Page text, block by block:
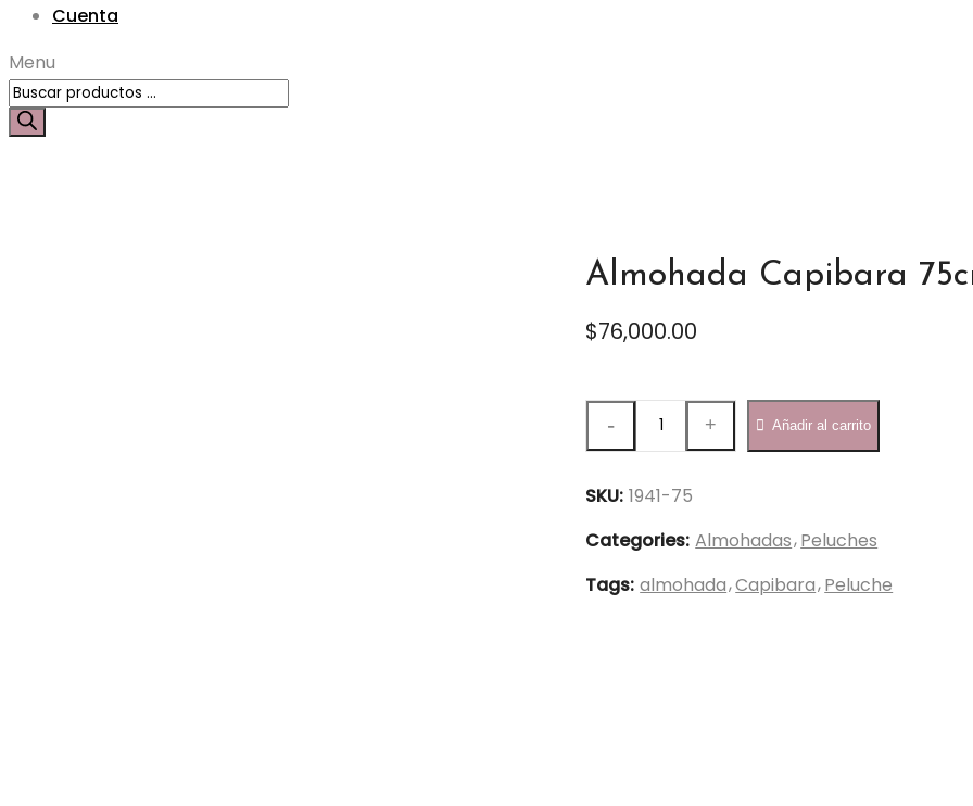
Cuenta
Menu
Búsqueda
de
Almohada Capibara
$76,000.00
Almohada
-
75
quantity
Añadir al carrito
SKU: 1941-75
Categories: Almohadas Peluches
Tags: almohada Capibara Peluche